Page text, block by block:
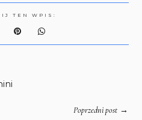
TEN WPIS:
Poprzedni post→